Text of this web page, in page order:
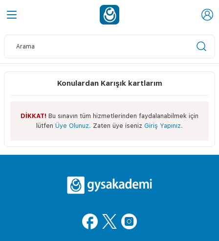
Konulardan Karışık kartlarım
DİKKAT! Bu sınavın tüm hizmetlerinden faydalanabilmek için
lütfen Üye Olunuz. Zaten üye iseniz Giriş Yapınız.